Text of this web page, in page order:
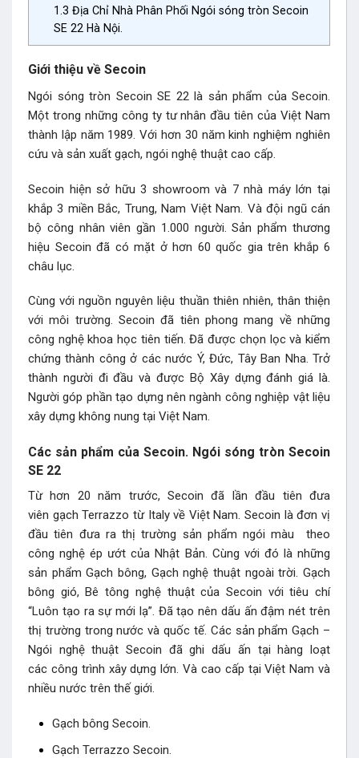
1.3 Địa Chỉ Nhà Phân Phối Ngói sóng tròn Secoin
SE 22 Hà Nội.
Giới thiệu về Secoin
Ngói sóng tròn Secoin SE 22 là sản phẩm của Secoin.
Một trong những công ty tư nhân đầu tiên của Việt Nam
thành lập năm 1989. Với hơn 30 năm kinh nghiệm nghiên
cứu và sản xuất gạch, ngói nghệ thuật cao cấp.
Secoin hiện sở hữu 3 showroom và 7 nhà máy lớn tại
khắp 3 miền Bắc, Trung, Nam Việt Nam. Và đội ngũ cán
bộ công nhân viên gần 1.000 người. Sản phẩm thương
hiệu Secoin đã có mặt ở hơn 60 quốc gia trên khắp 6
châu lục.
Cùng với nguồn nguyên liệu thuần thiên nhiên, thân thiện
với môi trường. Secoin đã tiên phong mang về những
công nghệ khoa học tiên tiến. Đã được chọn lọc và kiểm
chứng thành công ở các nước Ý, Đức, Tây Ban Nha. Trở
thành người đi đầu và được Bộ Xây dựng đánh giá là.
Người góp phần tạo dựng nên ngành công nghiệp vật liệu
xây dựng không nung tại Việt Nam.
Các sản phẩm của Secoin. Ngói sóng tròn Secoin
SE 22
Từ hơn 20 năm trước, Secoin đã lần đầu tiên đưa
viên gạch Terrazzo từ Italy về Việt Nam. Secoin là đơn vị
đầu tiên đưa ra thị trường sản phẩm ngói màu theo
công nghệ ép ướt của Nhật Bản. Cùng với đó là những
sản phẩm Gạch bông, Gạch nghệ thuật ngoài trời. Gạch
bông gió, Bê tông nghệ thuật của Secoin với tiêu chí
“Luôn tạo ra sự mới lạ”. Đã tạo nên dấu ấn đậm nét trên
thị trường trong nước và quốc tế. Các sản phẩm Gạch –
Ngói nghệ thuật Secoin đã ghi dấu ấn tại hàng loạt
các công trình xây dựng lớn. Và cao cấp tại Việt Nam và
nhiều nước trên thế giới.
Gạch bông Secoin.
Gạch Terrazzo Secoin.